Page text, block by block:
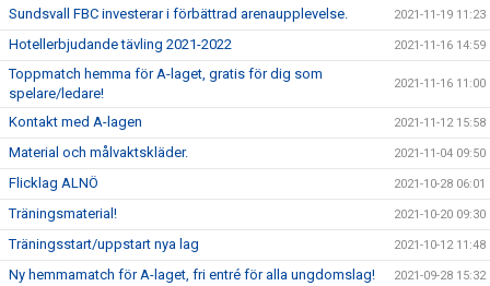
Sundsvall FBC investerar i förbättrad arenaupplevelse. 2021-11-19 11:23
Hotellerbjudande tävling 2021-2022 2021-11-16 14:59
Toppmatch hemma för A-laget, gratis för dig som
spelare/ledare!
2021-11-16 11:00
Kontakt med A-lagen 2021-11-12 15:58
Material och målvaktskläder. 2021-11-04 09:50
Flicklag ALNÖ 2021-10-28 06:01
Träningsmaterial! 2021-10-20 09:30
Träningsstart/uppstart nya lag 2021-10-12 11:48
Ny hemmamatch för A-laget, fri entré för alla ungdomslag! 2021-09-28 15:32